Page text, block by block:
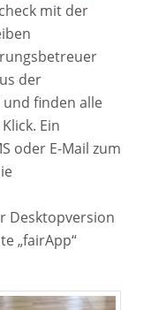
mit der
der
finden alle
Ein
oder E-Mail zum
Desktopversion
„fairApp“